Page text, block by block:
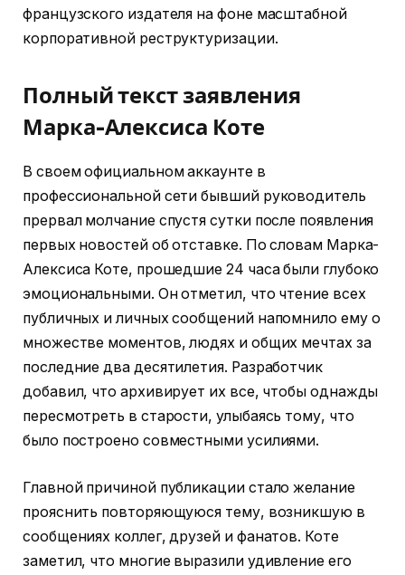
французского издателя на фоне масштабной
корпоративной реструктуризации.
Полный текст заявления
Марка-Алексиса Коте
В своем официальном аккаунте в
профессиональной сети бывший руководитель
прервал молчание спустя сутки после появления
первых новостей об отставке. По словам Марка-
Алексиса Коте, прошедшие 24 часа были глубоко
эмоциональными. Он отметил, что чтение всех
публичных и личных сообщений напомнило ему о
множестве моментов, людях и общих мечтах за
последние два десятилетия. Разработчик
добавил, что архивирует их все, чтобы однажды
пересмотреть в старости, улыбаясь тому, что
было построено совместными усилиями.
Главной причиной публикации стало желание
прояснить повторяющуюся тему, возникшую в
сообщениях коллег, друзей и фанатов. Коте
заметил, что многие выразили удивление его